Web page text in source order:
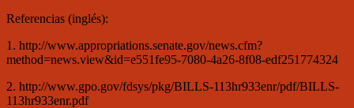
Referencias (inglés):
1. http://www.appropriations.senate.gov/news.cfm?
method=news.view&id=e551fe95-7080-4a26-8f08-edf251774324
2. http://www.gpo.gov/fdsys/pkg/BILLS-113hr933enr/pdf/BILLS-
113hr933enr.pdf